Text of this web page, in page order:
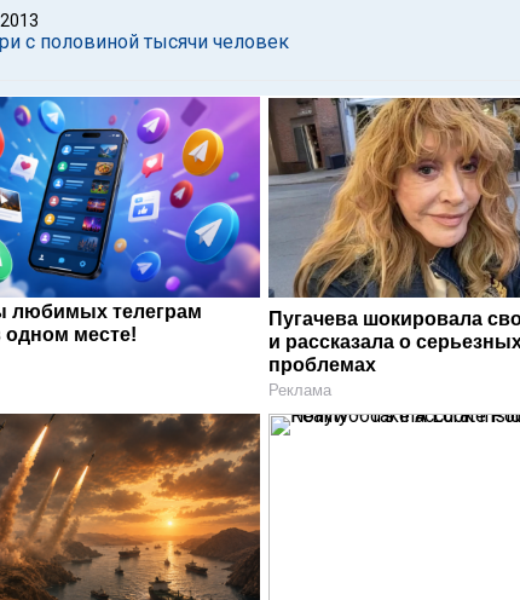
с половиной тысячи человек
любимых телеграм
одном месте!
Пугачева шокировала
и рассказала о
проблемах
Реклама